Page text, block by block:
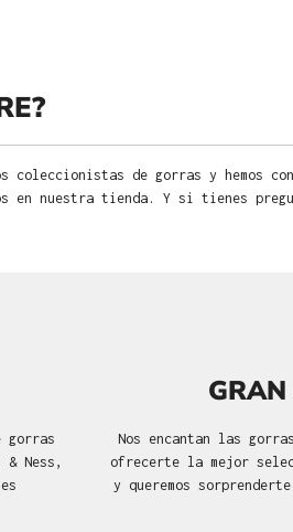
coleccionistas de gorras y hemos
en nuestra tienda. Y si tienes
gorras
Ness,
GRAN
Nos encantan las
ofrecerte la mejor
y queremos